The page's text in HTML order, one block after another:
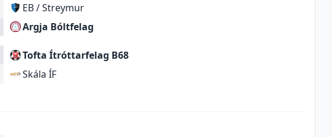
EB / Streymur
Argja Bóltfelag
Tofta Ítróttarfelag B68
Skála ÍF